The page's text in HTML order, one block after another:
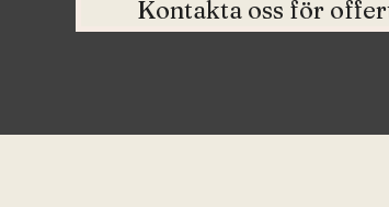
Kontakta oss för